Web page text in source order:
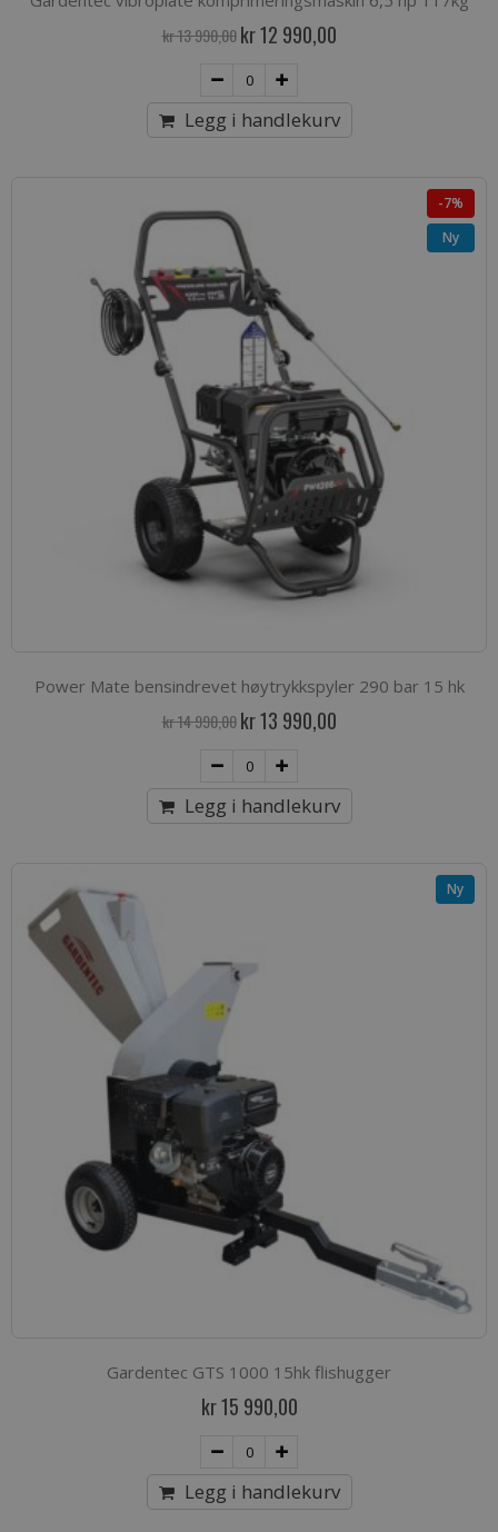
kr 13 990,00 Spesialpris
kr 12 990,00
Legg i handlekurv
-7%
Ny
Power Mate bensindrevet høytrykkspyler 290 bar 15 hk
kr 14 990,00 Spesialpris
kr 13 990,00
Legg i handlekurv
Ny
Gardentec GTS 1000 15hk flishugger
kr 15 990,00
Legg i handlekurv